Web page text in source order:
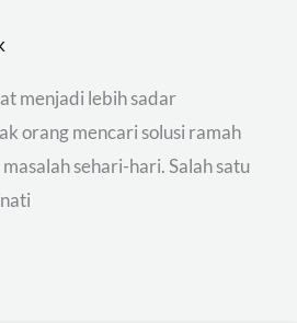
menjadi lebih sadar
orang mencari solusi ramah
sehari-hari. Salah satu